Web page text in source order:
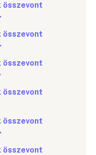
összevont
összevont
összevont
összevont
összevont
összevont